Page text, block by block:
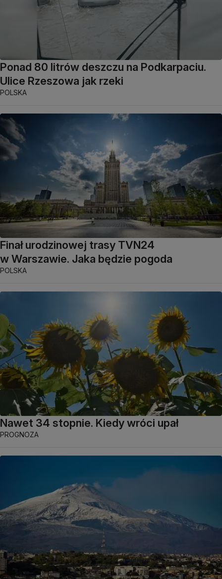
Ponad 80 litrów deszczu na Podkarpaciu.
Ulice Rzeszowa jak rzeki
POLSKA
Finał urodzinowej trasy TVN24
w Warszawie. Jaka będzie pogoda
POLSKA
Nawet 34 stopnie. Kiedy wróci upał
PROGNOZA